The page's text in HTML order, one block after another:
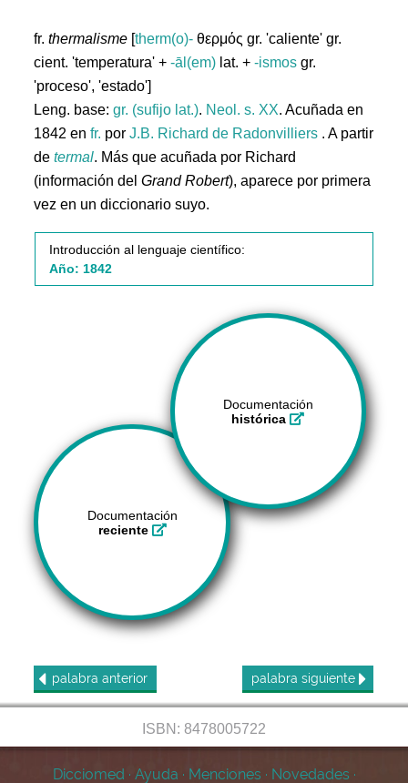
fr.thermalisme [therm(o)- θερμός gr. 'caliente' gr.
cient. 'temperatura' +-āl(em) lat. +-ismos gr.
'proceso', 'estado']
Leng. base:gr. (sufijo lat.). Neol. s. XX. Acuñada en
1842 enfr. porJ.B. Richard de Radonvilliers . A partir
determal. Más que acuñada por Richard
(información delGrand Robert), aparece por primera
vez en un diccionario suyo.
Introducción al lenguaje científico:
Año: 1842
Documentación
histórica
Documentación
reciente
palabra anterior palabra siguiente
ISBN: 8478005722
Dicciomed · Ayuda · Menciones · Novedades ·